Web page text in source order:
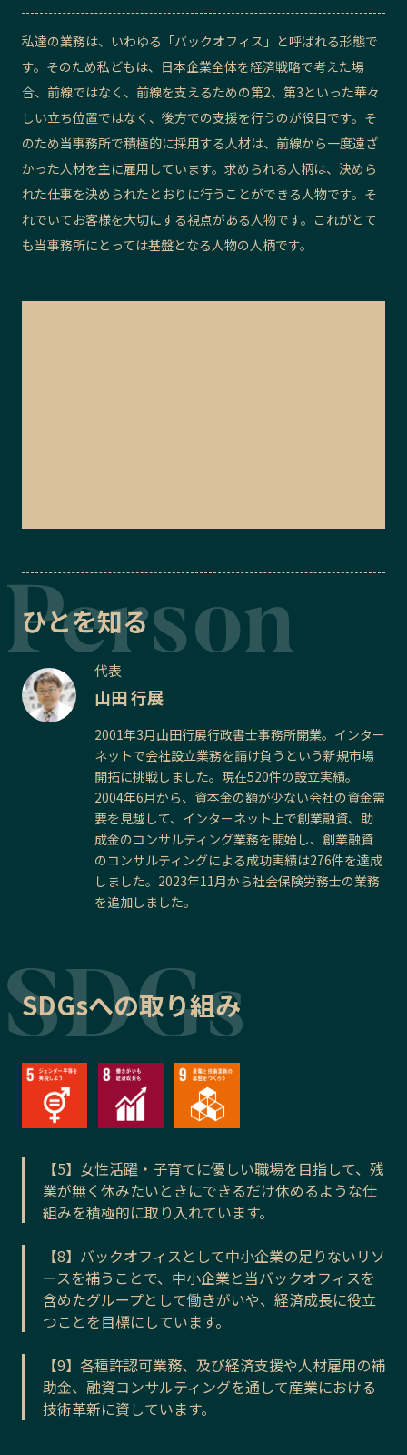
私達の業務は、いわゆる「バックオフィス」と呼ばれる形態で
す。そのため私どもは、日本企業全体を経済戦略で考えた場
合、前線ではなく、前線を支えるための第2、第3といった華々
しい立ち位置ではなく、後方での支援を行うのが役目です。そ
のため当事務所で積極的に採用する人材は、前線から一度遠ざ
かった人材を主に雇用しています。求められる人柄は、決めら
れた仕事を決められたとおりに行うことができる人物です。そ
れでいてお客様を大切にする視点がある人物です。これがとて
も当事務所にとっては基盤となる人物の人柄です。
ひとを知る
代表
山田 行展
2001年3月山田行展行政書士事務所開業。インター
ネットで会社設立業務を請け負うという新規市場
開拓に挑戦しました。現在520件の設立実績。
2004年6月から、資本金の額が少ない会社の資金需
要を見越して、インターネット上で創業融資、助
成金のコンサルティング業務を開始し、創業融資
のコンサルティングによる成功実績は276件を達成
しました。2023年11月から社会保険労務士の業務
を追加しました。
SDGsへの取り組み
【5】女性活躍・子育てに優しい職場を目指して、残
業が無く休みたいときにできるだけ休めるような仕
組みを積極的に取り入れています。
【8】バックオフィスとして中小企業の足りないリソ
ースを補うことで、中小企業と当バックオフィスを
含めたグループとして働きがいや、経済成長に役立
つことを目標にしています。
【9】各種許認可業務、及び経済支援や人材雇用の補
助金、融資コンサルティングを通して産業における
技術革新に資しています。